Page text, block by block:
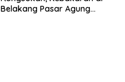
Belakang Pasar Agung